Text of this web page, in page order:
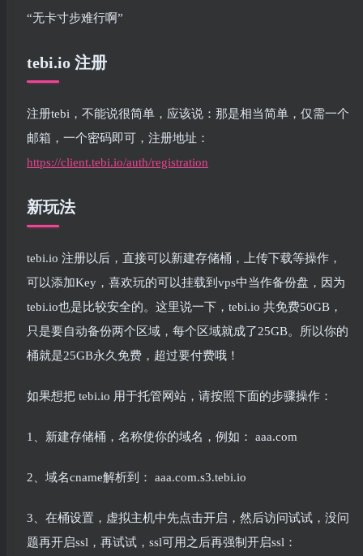
“无卡寸步难行啊”
tebi.io 注册
注册tebi，不能说很简单，应该说：那是相当简单，仅需一个
邮箱，一个密码即可，注册地址：
https://client.tebi.io/auth/registration
新玩法
tebi.io 注册以后，直接可以新建存储桶，上传下载等操作，
可以添加Key，喜欢玩的可以挂载到vps中当作备份盘，因为
tebi.io也是比较安全的。这里说一下，tebi.io 共免费50GB，
只是要自动备份两个区域，每个区域就成了25GB。所以你的
桶就是25GB永久免费，超过要付费哦！
如果想把 tebi.io 用于托管网站，请按照下面的步骤操作：
1、新建存储桶，名称使你的域名，例如： aaa.com
2、域名cname解析到： aaa.com.s3.tebi.io
3、在桶设置，虚拟主机中先点击开启，然后访问试试，没问
题再开启ssl，再试试，ssl可用之后再强制开启ssl：